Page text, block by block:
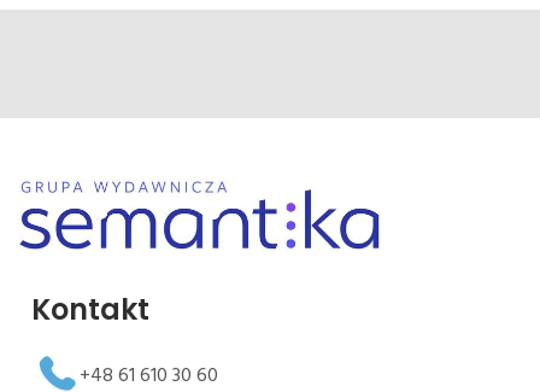
Kontakt
+48 61 610 30 60